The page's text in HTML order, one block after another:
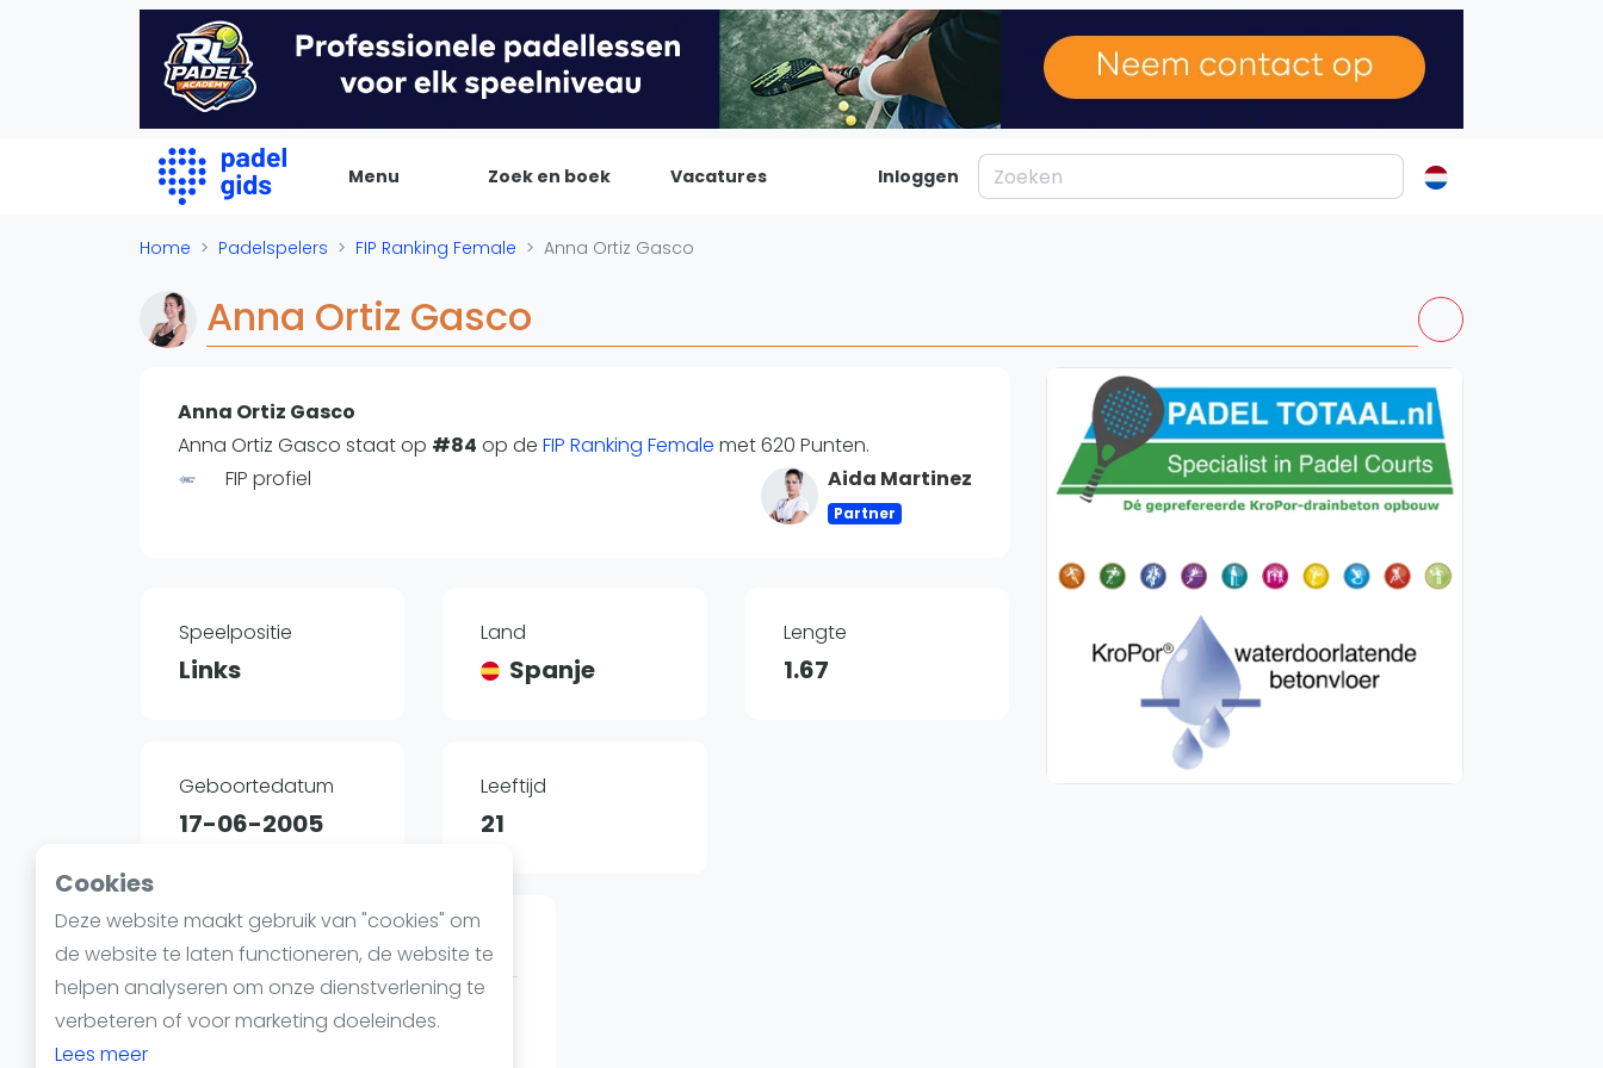
Cookies
Deze website maakt gebruik van "cookies" om
de website te laten functioneren, de website te
helpen analyseren om onze dienstverlening te
verbeteren of voor marketing doeleindes.
Lees meer
Menu
De Padel Gids
Alle padel locaties
Padelwinkels
Organisatie
Merken
Banenbouwers
Laatste updates
Padel
Padelgear
Internationale toernooien
Adverteren
WhatsApp
Join WhatsApp Community
Zoek en boek Vacatures Inloggen
Home Padelspelers FIP Ranking Female Anna Ortiz Gasco
Anna Ortiz Gasco
Anna Ortiz Gasco
Anna Ortiz Gasco staat op #84 op de FIP Ranking Female met 620 Punten.
FIP profiel
Aida Martinez
Partner
Speelpositie
Links
Land
Spanje
Lengte
1.67
Geboortedatum
17-06-2005
Leeftijd
21
FIP Ranking Female
POSITIE PUNTEN